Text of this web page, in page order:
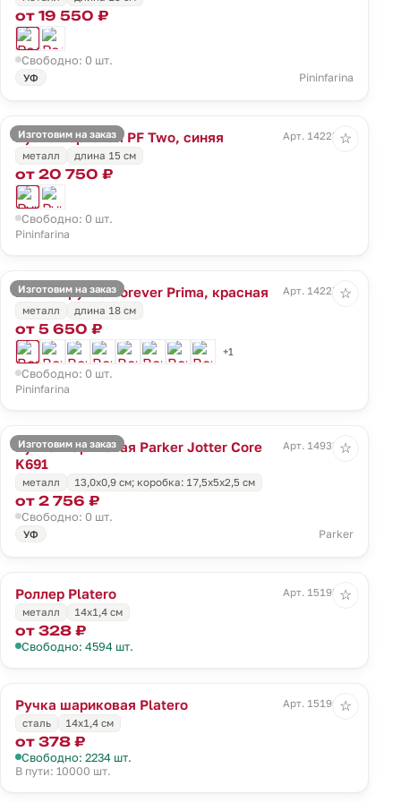
от 19 550 ₽
Свободно: 0 шт.
УФ Pininfarina
Изготовим на заказ
Ручка перьевая PF Two, синяя
Арт. 14225.40
металл
длина 15 см
от 20 750 ₽
Свободно: 0 шт.
Pininfarina
☆
Изготовим на заказ
Вечная ручка Forever Prima, красная
Арт. 14227.50
металл
длина 18 см
от 5 650 ₽
+1
Свободно: 0 шт.
Pininfarina
☆
Изготовим на заказ
Ручка шариковая Parker Jotter Core
K691
Арт. 14933.00
металл 13,0х0,9 см; коробка: 17,5х5х2,5 см
от 2 756 ₽
Свободно: 0 шт.
УФ Parker
☆
Роллер Platero
Арт. 15195.00
металл
14х1,4 см
от 328 ₽
Свободно: 4594 шт.
☆
Ручка шариковая Platero
Арт. 15196.00
сталь
14х1,4 см
от 378 ₽
Свободно: 2234 шт.
В пути: 10000 шт.
☆